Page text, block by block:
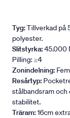
Tyg:Tillverkad på
polyester.
Slitstyrka:45.000
Pilling: ≥4
Zonindelning:
Resårtyp:
stålbandsram och
stabilitet.
Träram:16cm